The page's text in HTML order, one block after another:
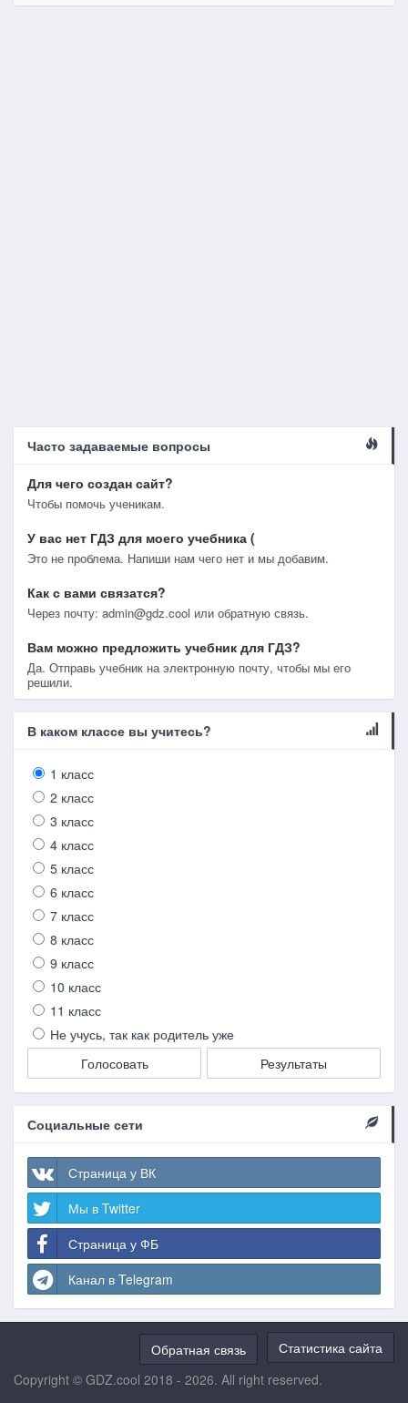
Часто задаваемые вопросы
Для чего создан сайт?
Чтобы помочь ученикам.
У вас нет ГДЗ для моего учебника (
Это не проблема. Напиши нам чего нет и мы добавим.
Как с вами связатся?
Через почту: admin@gdz.cool или обратную связь.
Вам можно предложить учебник для ГДЗ?
Да. Отправь учебник на электронную почту, чтобы мы его
решили.
В каком классе вы учитесь?
1 класс
2 класс
3 класс
4 класс
5 класс
6 класс
7 класс
8 класс
9 класс
10 класс
11 класс
Не учусь, так как родитель уже
Голосовать
Результаты
Социальные сети
Страница у ВК
Мы в Twitter
Страница у ФБ
Канал в Telegram
Статистика сайта
Обратная связь
Copyright © GDZ.cool 2018 - 2026. All right reserved.